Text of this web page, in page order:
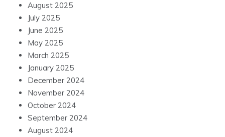
August 2025
July 2025
June 2025
May 2025
March 2025
January 2025
December 2024
November 2024
October 2024
September 2024
August 2024